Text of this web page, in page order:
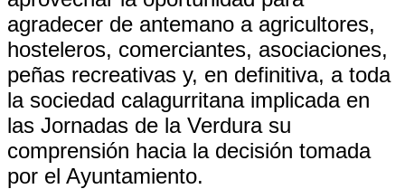
agradecer de antemano a agricultores,
hosteleros, comerciantes, asociaciones,
peñas recreativas y, en definitiva, a toda
la sociedad calagurritana implicada en
las Jornadas de la Verdura su
comprensión hacia la decisión tomada
por el Ayuntamiento.